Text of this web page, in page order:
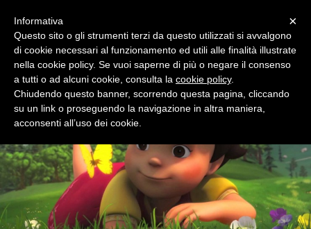
EDUCAZIONE ALLA SALUTE
Corsi, convegni e didattica di formazione e
aggiornamento per operatori della salute
×
Informativa
Questo sito o gli strumenti terzi da questo utilizzati si avvalgono
di cookie necessari al funzionamento ed utili alle finalità illustrate
nella cookie policy. Se vuoi saperne di più o negare il consenso
a tutti o ad alcuni cookie, consulta la cookie policy.
Chiudendo questo banner, scorrendo questa pagina, cliccando
su un link o proseguendo la navigazione in altra maniera,
acconsenti all’uso dei cookie.